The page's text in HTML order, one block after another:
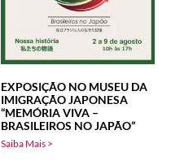
EXPOSIÇÃO NO MUSEU DA
IMIGRAÇÃO JAPONESA
“MEMÓRIA VIVA –
BRASILEIROS NO JAPÃO”
Saiba Mais >